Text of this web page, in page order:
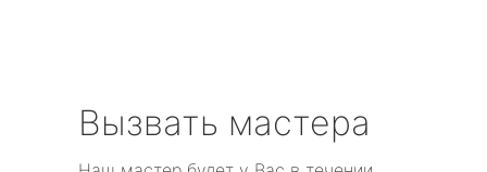
Вызвать мастера